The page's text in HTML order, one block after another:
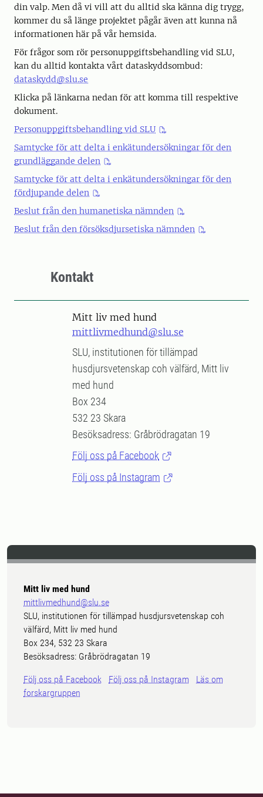
din valp. Men då vi vill att du alltid ska känna dig trygg,
kommer du så länge projektet pågår även att kunna nå
informationen här på vår hemsida.
För frågor som rör personuppgiftsbehandling vid SLU,
kan du alltid kontakta vårt dataskyddsombud:
dataskydd@slu.se
Klicka på länkarna nedan för att komma till respektive
dokument.
Personuppgiftsbehandling vid SLU
Samtycke för att delta i enkätundersökningar för den
grundläggande delen
Samtycke för att delta i enkätundersökningar för den
fördjupande delen
Beslut från den humanetiska nämnden
Beslut från den försöksdjursetiska nämnden
Kontakt
Mitt liv med hund
mittlivmedhund@slu.se
SLU, institutionen för tillämpad
husdjursvetenskap coh välfärd, Mitt liv
med hund
Box 234
532 23 Skara
Besöksadress: Gråbrödragatan 19
Följ oss på Facebook
Följ oss på Instagram
Mitt liv med hund
mittlivmedhund@slu.se
SLU, institutionen för tillämpad husdjursvetenskap coh
välfärd, Mitt liv med hund
Box 234, 532 23 Skara
Besöksadress: Gråbrödragatan 19
Följ oss på Facebook Följ oss på Instagram
Läs om
forskargruppen